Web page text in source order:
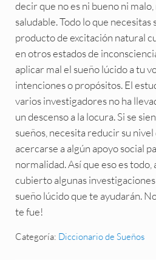
decir que no es ni bueno ni
saludable. Todo lo que necesitas
producto de excitación natural
en otros estados de
aplicar mal el sueño lúcido a tu
intenciones o propósitos. El
varios investigadores no ha
un descenso a la locura. Si se
sueños, necesita reducir su nivel
acercarse a algún apoyo social
normalidad. Así que eso es todo,
cubierto algunas
sueño lúcido que te ayudarán.
te fue!
Categoría: Diccionario de Sueños